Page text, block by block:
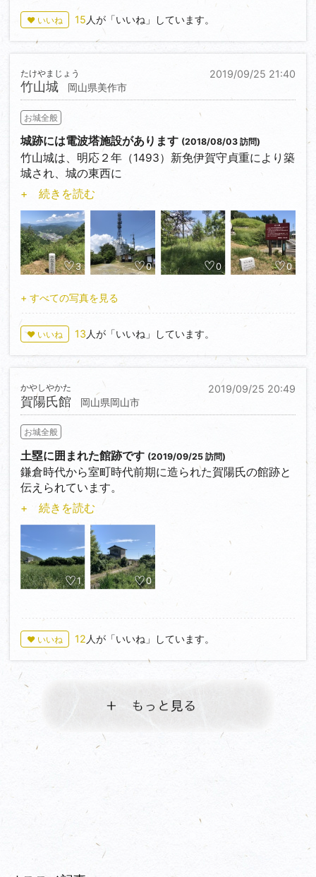
他サイト情報から登城口＜34.8419296,133.6922873
＞ をナビに入力して着いたのが
案内板が立つ北登城入口＜34.8470845,133.6874298
＞、車幅しかないが、舗装された
小道を進めば登城口と安心したのが大間違い、待って
いたのは石コロ・小枝が積もる
約６００ｍの悪路（上り坂）でした。
登城口に着くも駐車スペースは無し、登城口付近を確
認しようと下りるとヤブ蚊群、
夕方で暗くなり、悪路を戻る根性は無く、そのまま悪
路（下り坂）を約２００ｍ走り、
南登城入口＜34.8421791,133.6948482＞に辿り着き
ました。
南登城入口付近に路駐、冬に再登城です。
♥ いいね 15 人が「いいね」しています。
2019/09/25 21:40
竹山城
たけやまじょう
岡山県美作市
お城全般
城跡には電波塔施設があります (2018/08/03 訪問)
竹山城は、明応２年（1493）新免伊賀守貞重により築
城され、城の東西に
竹が繫茂していたので竹山城と名づけられました。三
代伊賀守宗貫の時、
関ヶ原の合戦で西軍宇喜多秀家に属し、敗戦のため廃
城となりました。
登城入口＜35.112107,134.324338＞で案内板を確認
山頂の竹山城跡駐車場（馬場跡）を利用、西郭と太鼓
丸跡に電波塔施設、
主郭跡は夏草ボーボー、しかし眺望は素晴らしい。
+ 続きを読む
3 0 0 0
+ すべての写真を見る
♥ いいね 13 人が「いいね」しています。
2019/09/25 20:49
賀陽氏館
かやしやかた
岡山県岡山市
お城全般
土塁に囲まれた館跡です (2019/09/25 訪問)
鎌倉時代から室町時代前期に造られた賀陽氏の館跡と
伝えられています。
＞に駐車、グーグル
地図（写真）で確認後、土塁跡に囲まれた７０ｍｘ６
０ｍの館跡（民家）
入口近くまで探索、幅約３０ｍの堀跡から白鳥が飛び
+ 続きを読む
1 0
♥ いいね 12 人が「いいね」しています。